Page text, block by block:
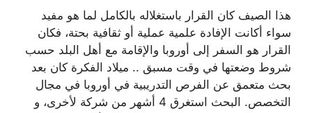
هذا الصيف كان القرار باستغلاله بالكامل لما هو مفيد
سواء أكانت الإفادة علمية عملية أو ثقافية بحتة، فكان
القرار هو السفر إلى أوروبا والإقامة مع أهل البلد حسب
شروط وضعتها في وقت مسبق .. ميلاد الفكرة كان بعد
بحث متعمق عن الفرص التدريبية في أوروبا في مجال
التخصص. البحث استغرق 4 أشهر من شركة لأخرى، و